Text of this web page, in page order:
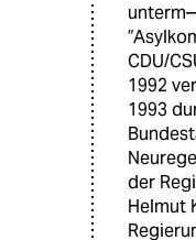
CDU/
1992
1993
der
Helmut